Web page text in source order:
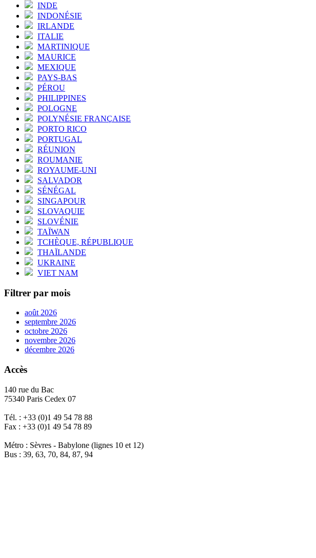
INDE
INDONÉSIE
IRLANDE
ITALIE
MARTINIQUE
MAURICE
MEXIQUE
PAYS-BAS
PÉROU
PHILIPPINES
POLOGNE
POLYNÉSIE FRANÇAISE
PORTO RICO
PORTUGAL
RÉUNION
ROUMANIE
ROYAUME-UNI
SALVADOR
SÉNÉGAL
SINGAPOUR
SLOVAQUIE
SLOVÉNIE
TAÏWAN
TCHÈQUE, RÉPUBLIQUE
THAÏLANDE
UKRAINE
VIET NAM
Filtrer par mois
août 2026
septembre 2026
octobre 2026
novembre 2026
décembre 2026
Accès
140 rue du Bac
75340 Paris Cedex 07
Tél. : +33 (0)1 49 54 78 88
Fax : +33 (0)1 49 54 78 89
Métro : Sèvres - Babylone (lignes 10 et 12)
Bus : 39, 63, 70, 84, 87, 94